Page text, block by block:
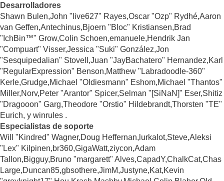
Desarrolladores
Shawn Bulen,John "live627" Rayes,Oscar "Ozp" Rydhé,Aaron
van Geffen,Antechinus,Bjoern "Bloc" Kristiansen,Brad
"IchBin™" Grow,Colin Schoen,emanuele,Hendrik Jan
"Compuart" Visser,Jessica "Suki" González,Jon
"Sesquipedalian" Stovell,Juan "JayBachatero" Hernandez,Karl
"RegularExpression" Benson,Matthew "Labradoodle-360"
Kerle,Grudge,Michael "Oldiesmann" Eshom,Michael "Thantos"
Miller,Norv,Peter "Arantor" Spicer,Selman "[SiNaN]" Eser,Shitiz
"Dragooon" Garg,Theodore "Orstio" Hildebrandt,Thorsten "TE"
Eurich, y winrules .
Especialistas de soporte
Will "Kindred" Wagner,Doug Heffernan,lurkalot,Steve,Aleksi
"Lex" Kilpinen,br360,GigaWatt,ziycon,Adam
Tallon,Bigguy,Bruno "margarett" Alves,CapadY,ChalkCat,Chas
Large,Duncan85,gbsothere,JimM,Justyne,Kat,Kevin